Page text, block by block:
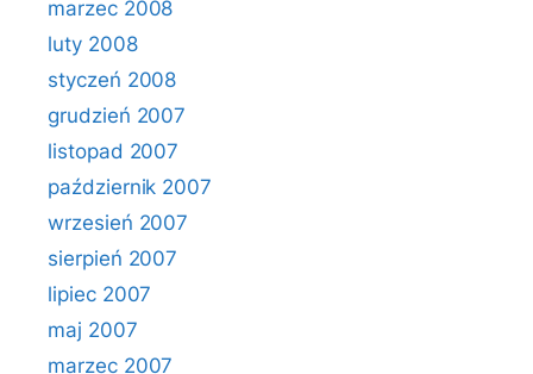
marzec 2008
luty 2008
styczeń 2008
grudzień 2007
listopad 2007
październik 2007
wrzesień 2007
sierpień 2007
lipiec 2007
maj 2007
marzec 2007